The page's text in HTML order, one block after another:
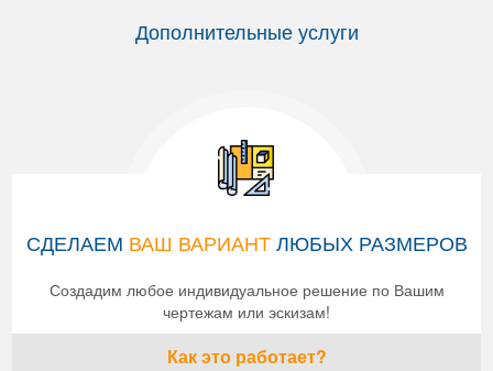
Дополнительные услуги
СДЕЛАЕМ ВАШ ВАРИАНТЛЮБЫХ РАЗМЕРОВ
Создадим любое индивидуальное решение по Вашим
чертежам или эскизам!
Как это работает?